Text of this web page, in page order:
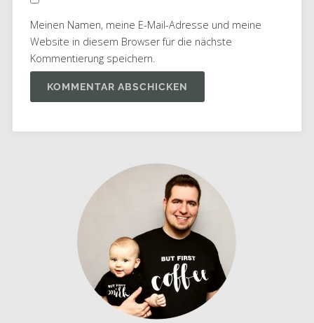
Meinen Namen, meine E-Mail-Adresse und meine
Website in diesem Browser für die nächste
Kommentierung speichern.